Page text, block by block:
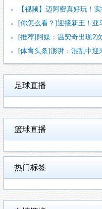
【视频】迈阿密真好玩！实拍
[你怎么看？]迎接新王！亚马
[推荐]阿媒：温契奇出现2次
[体育头条]澎湃：混乱中迎来
足球直播
篮球直播
热门标签